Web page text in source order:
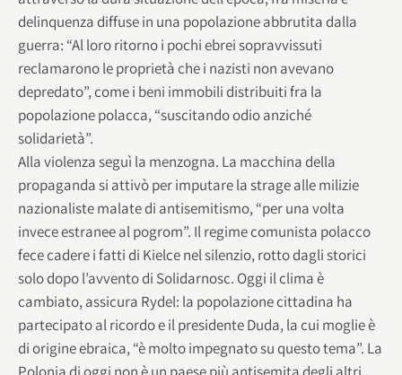
delinquenza diffuse in una popolazione abbrutita dalla
guerra: “Al loro ritorno i pochi ebrei sopravvissuti
reclamarono le proprietà che i nazisti non avevano
depredato”, come i beni immobili distribuiti fra la
popolazione polacca, “suscitando odio anziché
solidarietà”.
Alla violenza seguì la menzogna. La macchina della
propaganda si attivò per imputare la strage alle milizie
nazionaliste malate di antisemitismo, “per una volta
invece estranee al pogrom”. Il regime comunista polacco
fece cadere i fatti di Kielce nel silenzio, rotto dagli storici
solo dopo l’avvento di Solidarnosc. Oggi il clima è
cambiato, assicura Rydel: la popolazione cittadina ha
partecipato al ricordo e il presidente Duda, la cui moglie è
di origine ebraica, “è molto impegnato su questo tema”. La
Polonia di oggi non è un paese più antisemita degli altri,